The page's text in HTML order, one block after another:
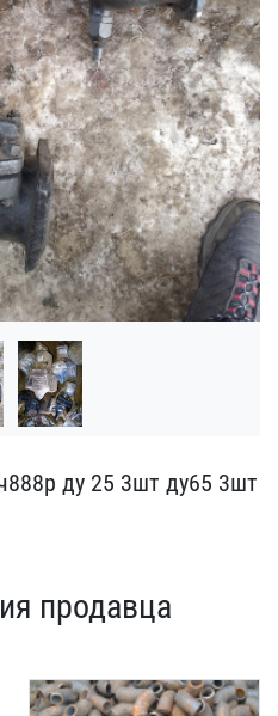
ду 25 3шт ду65 3шт
продавца